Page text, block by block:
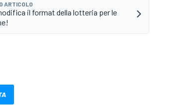
ARTICOLO
il format della lotteria per le